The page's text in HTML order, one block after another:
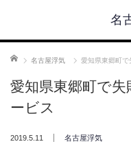
名
ホーム 名古屋浮気 愛知県東郷町で
愛知県東郷町で
ービス
2019.5.11 名古屋浮気